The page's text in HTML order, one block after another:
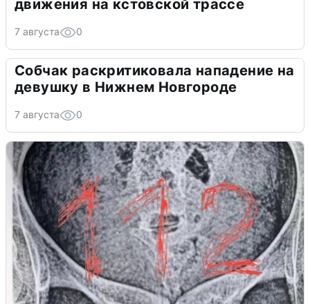
движения на кстовской трассе
7 августа 0
Собчак раскритиковала нападение на
девушку в Нижнем Новгороде
7 августа 0